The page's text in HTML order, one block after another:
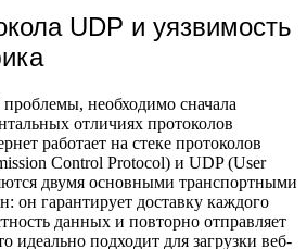
UDP и уязвимость
необходимо сначала
отличиях протоколов
работает на стеке протоколов
Control Protocol) и UDP (User
двумя основными транспортными
он гарантирует доставку каждого
данных и повторно отправляет
идеально подходит для загрузки веб-